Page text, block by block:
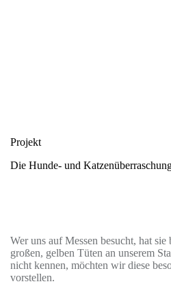
Projekt
Die Hunde- und
Wer uns auf Messen besucht, hat
großen, gelben Tüten an unserem
nicht kennen, möchten wir diese
vorstellen.